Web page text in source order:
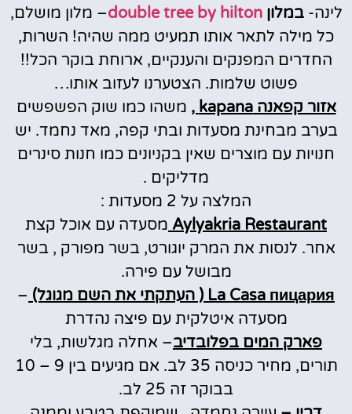
לינה-במלוןdouble tree by hilton– מלון מושלם,
כל מילה לתאר אותו תמעיט ממה שהיה! השרות,
החדרים המפנקים והענקיים, ארוחת בוקר הכל!!
פשוט שלמות. הצטערנו לעזוב אותו…
אזור קפאנה kapana ,
משהו כמו שוק הפשפשים
בערב מבחינת מסעדות ובתי קפה, מאד נחמד. יש
חנויות עם מוצרים שאין בקניונים כמו חנות סינרים
מדליקים .
המלצה על 2 מסעדות :
Aylyakria Restaurant מסעדה עם אוכל קצת
אחר. לנסות את המרק יוגורט, בשר מפורק , בשר
מבושל עם פירה.
La Casa пицария ( העתקתי את השם מגוגל)
–
מסעדה איטלקית עם פיצה נהדרת
פארק המים בפלובדיב– אחלה מגלשות, בלי
תורים, מחיר כניסה 35 לב. אם מגיעים בין 9 – 10
בבוקר זה 25 לב.